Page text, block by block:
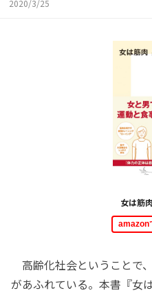
2020/3/25
女は筋
amazon
高齢化社会ということで
があふれている。本書『女